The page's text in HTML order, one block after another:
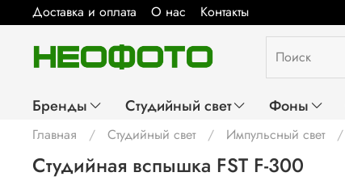
Доставка и оплата О нас Контакты
Бренды Студийный свет Фоны
Главная Студийный свет Импульсный свет
Студийная вспышка FST F-300